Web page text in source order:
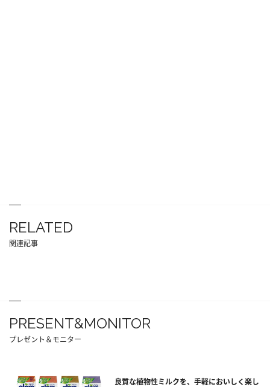
RELATED
関連記事
PRESENT&MONITOR
プレゼント＆モニター
良質な植物性ミルクを、手軽においしく楽し